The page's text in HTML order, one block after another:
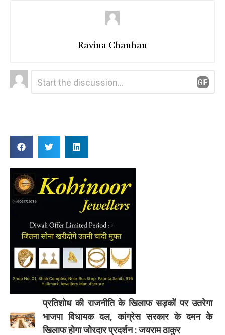
Ravina Chauhan
Leave
a
Comment
प्रतिशोध की राजनीति के खिलाफ सड़कों पर उतरेगा
भाजपा विधायक दल, कांग्रेस सरकार के दमन के
खिलाफ होगा जोरदार प्रदर्शन : जयराम ठाकुर